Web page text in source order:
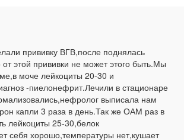
прививку ВГВ,после поднялась
этой прививки не может этого быть.Мы
моче лейкоциты 20-30 и
-пиелонефрит.Лечили в стационаре
выписала нам
капли 3 раза в день.Так же ОАМ раз в
лейкоциты 25-30,белок
себя хорошо,температуры нет,кушает